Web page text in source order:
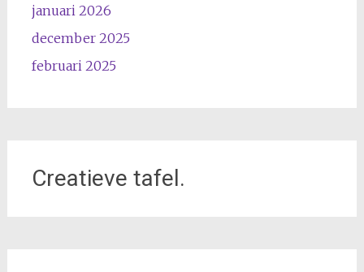
januari 2026
december 2025
februari 2025
Creatieve tafel.